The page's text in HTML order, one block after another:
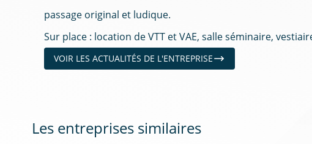
passage original et ludique.
Sur place : location de VTT et VAE, salle séminaire,
VOIR LES ACTUALITÉS DE L'ENTREPRISE
Les entreprises similaires